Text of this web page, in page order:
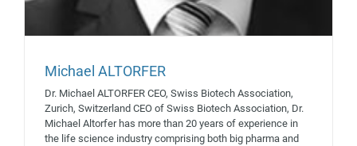
Michael ALTORFER
Dr. Michael ALTORFER CEO, Swiss Biotech Association,
Zurich, Switzerland CEO of Swiss Biotech Association, Dr.
Michael Altorfer has more than 20 years of experience in
the life science industry comprising both big pharma and
Intervenants 2019